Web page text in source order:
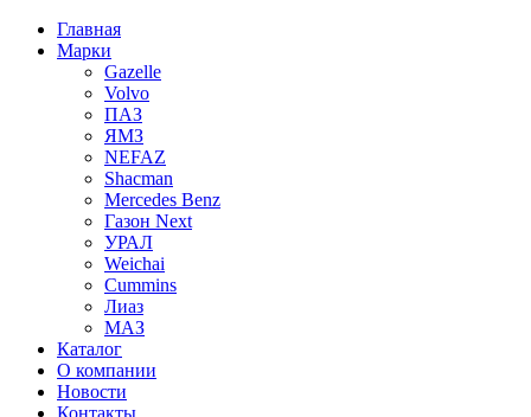
Главная
Марки
Gazelle
Volvo
ПАЗ
ЯМЗ
NEFAZ
Shacman
Mercedes Benz
Газон Next
УРАЛ
Weichai
Cummins
Лиаз
МАЗ
Каталог
О компании
Новости
Контакты